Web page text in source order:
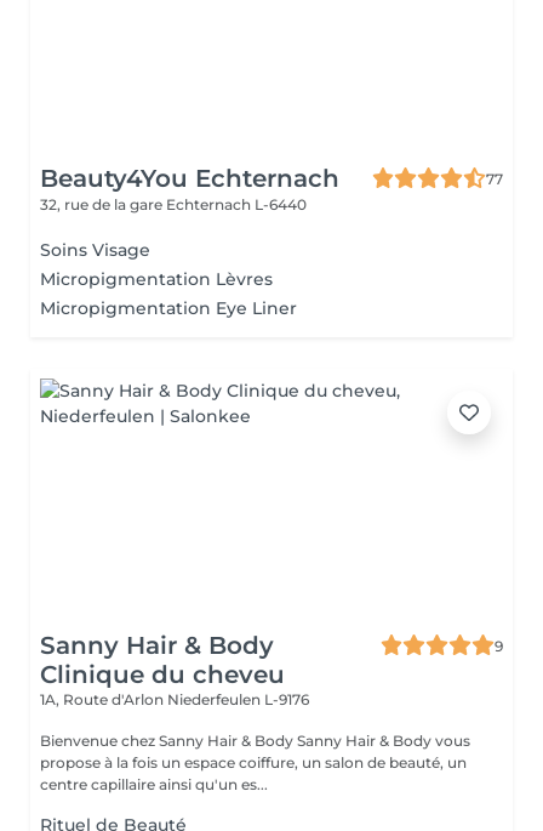
Beauty4You Echternach
77
32, rue de la gare Echternach L-6440
Soins Visage
Micropigmentation Lèvres
Micropigmentation Eye Liner
Sanny Hair & Body
Clinique du cheveu
9
1A, Route d'Arlon Niederfeulen L-9176
Bienvenue chez Sanny Hair & Body Sanny Hair & Body vous
propose à la fois un espace coiffure, un salon de beauté, un
centre capillaire ainsi qu'un es...
Rituel de Beauté